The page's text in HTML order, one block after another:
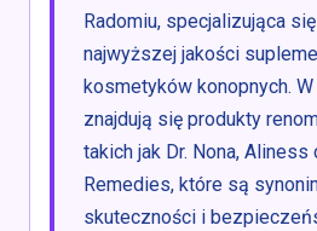
Radomiu, specjalizująca
najwyższej jakości
kosmetyków konopnych.
znajdują się produkty
takich jak Dr. Nona, Aliness
Remedies, które są
skuteczności i